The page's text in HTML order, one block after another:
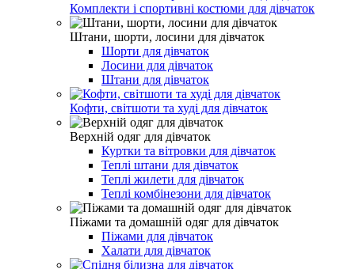
Комплекти і спортивні костюми для дівчаток
Штани, шорти, лосини для дівчаток
Шорти для дівчаток
Лосини для дівчаток
Штани для дівчаток
Кофти, світшоти та худі для дівчаток
Верхній одяг для дівчаток
Куртки та вітровки для дівчаток
Теплі штани для дівчаток
Теплі жилети для дівчаток
Теплі комбінезони для дівчаток
Піжами та домашній одяг для дівчаток
Піжами для дівчаток
Халати для дівчаток